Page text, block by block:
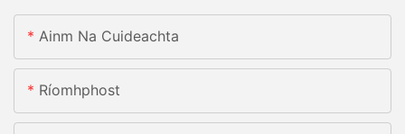
Ainm Na Cuideachta
Ríomhphost